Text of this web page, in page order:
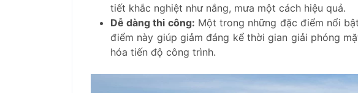
tiết khắc nghiệt như nắng, mưa một cách hiệu quả.
Dễ dàng thi công: Một trong những đặc điểm nổi
điểm này giúp giảm đáng kể thời gian giải phóng
hóa tiến độ công trình.